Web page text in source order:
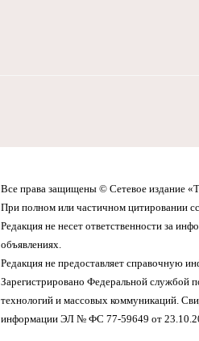
Все права защищены © Сетевое издание
При полном или частичном цитировании
Редакция не несет ответственности за
объявлениях.
Редакция не предоставляет справочную
Зарегистрировано Федеральной службой
технологий и массовых коммуникаций.
информации ЭЛ № ФС 77-59649 от